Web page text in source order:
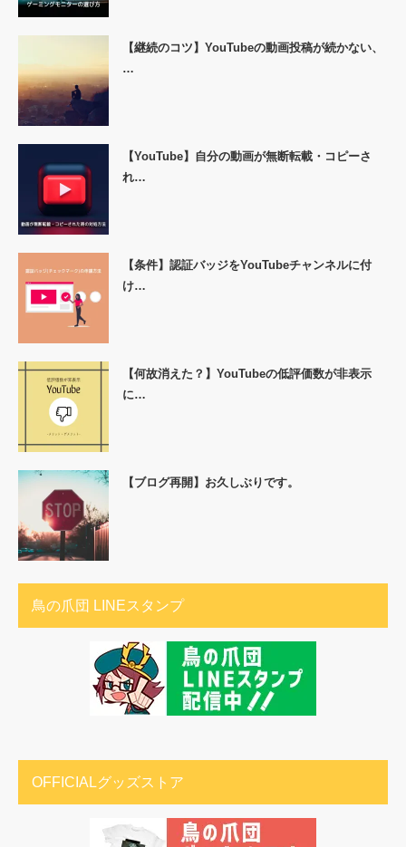
【継続のコツ】YouTubeの動画投稿が続かない、
…
【YouTube】自分の動画が無断転載・コピーさ
れ…
【条件】認証バッジをYouTubeチャンネルに付
け…
【何故消えた？】YouTubeの低評価数が非表示
に…
【ブログ再開】お久しぶりです。
鳥の爪団 LINEスタンプ
OFFICIALグッズストア